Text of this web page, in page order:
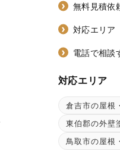
無料見積依
対応エリア
電話で相談
対応エリア
倉吉市の屋根
東伯郡の外壁
鳥取市の屋根